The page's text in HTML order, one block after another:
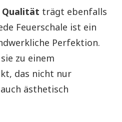
trägt ebenfalls
Feuerschale ist ein
Perfektion.
zu einem
das nicht nur
ästhetisch